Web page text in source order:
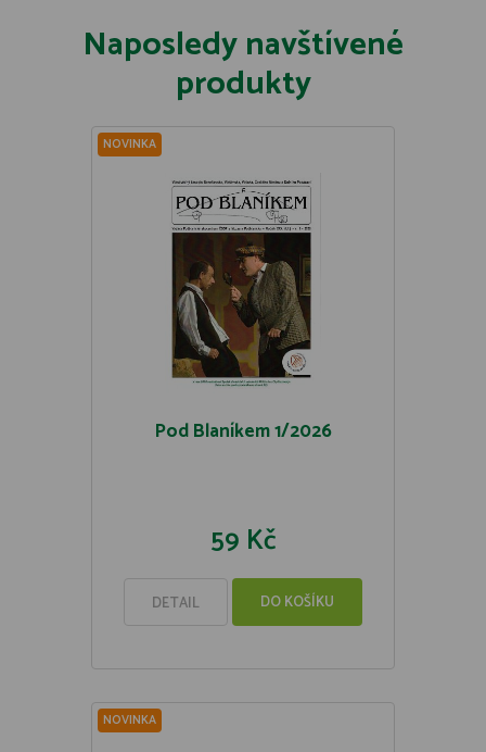
Naposledy navštívené
produkty
NOVINKA
Pod Blaníkem 1/2026
59 Kč
DETAIL DO KOŠÍKU
NOVINKA